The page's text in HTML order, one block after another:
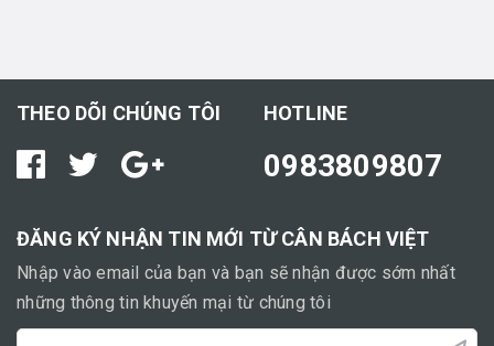
THEO DÕI CHÚNG TÔI HOTLINE
0983809807
ĐĂNG KÝ NHẬN TIN MỚI TỪ CÂN BÁCH VIỆT
Nhập vào email của bạn và bạn sẽ nhận được sớm nhất
những thông tin khuyến mại từ chúng tôi